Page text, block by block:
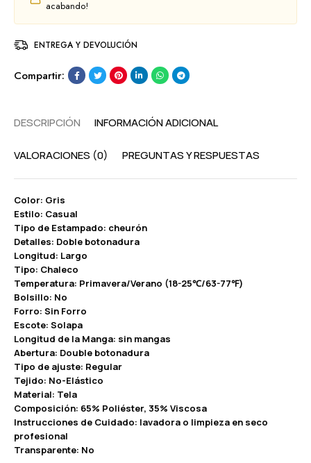
acabando!
ENTREGA Y DEVOLUCIÓN
Compartir:
DESCRIPCIÓN INFORMACIÓN ADICIONAL
VALORACIONES (0) PREGUNTAS Y RESPUESTAS
Color: Gris
Estilo: Casual
Tipo de Estampado: cheurón
Detalles: Doble botonadura
Longitud: Largo
Tipo: Chaleco
Temperatura: Primavera/Verano (18-25℃/63-77℉)
Bolsillo: No
Forro: Sin Forro
Escote: Solapa
Longitud de la Manga: sin mangas
Abertura: Double botonadura
Tipo de ajuste: Regular
Tejido: No-Elástico
Material: Tela
Composición: 65% Poliéster, 35% Viscosa
Instrucciones de Cuidado: lavadora o limpieza en seco
profesional
Transparente: No